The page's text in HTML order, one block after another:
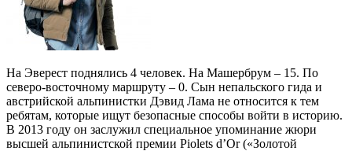
На Эверест поднялись 4 человек. На Машербрум – 15. По
северо-восточному маршруту – 0. Сын непальского гида и
австрийской альпинистки Дэвид Лама не относится к тем
ребятам, которые ищут безопасные способы войти в историю.
В 2013 году он заслужил специальное упоминание жюри
высшей альпинистской премии Piolets d’Or («Золотой